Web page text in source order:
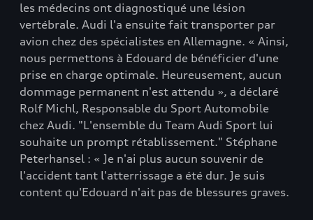
les médecins ont diagnostiqué une lésion
vertébrale. Audi l'a ensuite fait transporter par
avion chez des spécialistes en Allemagne. « Ainsi,
nous permettons à Edouard de bénéficier d'une
prise en charge optimale. Heureusement, aucun
dommage permanent n'est attendu », a déclaré
Rolf Michl, Responsable du Sport Automobile
chez Audi. "L'ensemble du Team Audi Sport lui
souhaite un prompt rétablissement." Stéphane
Peterhansel : « Je n'ai plus aucun souvenir de
l'accident tant l'atterrissage a été dur. Je suis
content qu'Edouard n'ait pas de blessures graves.